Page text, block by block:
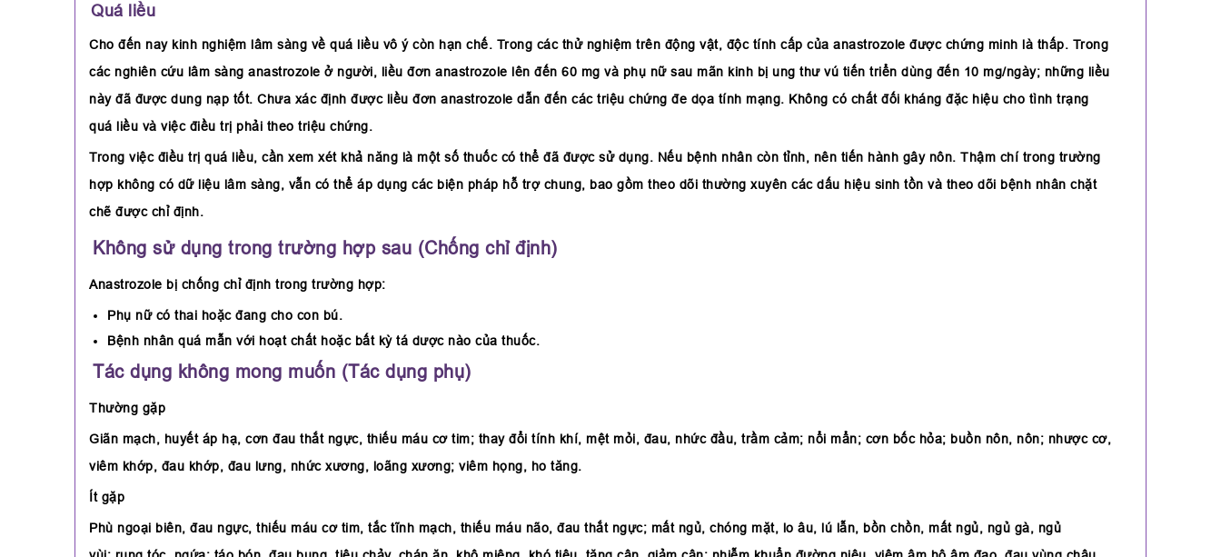
Quá liều
Cho đến nay kinh nghiệm lâm sàng về quá liều vô ý còn hạn chế. Trong các thử nghiệm trên động vật, độc tính cấp của anastrozole được chứng minh là thấp. Trong
các nghiên cứu lâm sàng anastrozole ở người, liều đơn anastrozole lên đến 60 mg và phụ nữ sau mãn kinh bị ung thư vú tiến triển dùng đến 10 mg/ngày; những liều
này đã được dung nạp tốt. Chưa xác định được liều đơn anastrozole dẫn đến các triệu chứng đe dọa tính mạng. Không có chất đối kháng đặc hiệu cho tình trạng
quá liều và việc điều trị phải theo triệu chứng.
Trong việc điều trị quá liều, cần xem xét khả năng là một số thuốc có thể đã được sử dụng. Nếu bệnh nhân còn tỉnh, nên tiến hành gây nôn. Thậm chí trong trường
hợp không có dữ liệu lâm sàng, vẫn có thể áp dụng các biện pháp hỗ trợ chung, bao gồm theo dõi thường xuyên các dấu hiệu sinh tồn và theo dõi bệnh nhân chặt
chẽ được chỉ định.
Không sử dụng trong trường hợp sau (Chống chỉ định)
Anastrozole bị chống chỉ định trong trường hợp:
Phụ nữ có thai hoặc đang cho con bú.
Bệnh nhân quá mẫn với hoạt chất hoặc bất kỳ tá dược nào của thuốc.
Tác dụng không mong muốn (Tác dụng phụ)
Thường gặp
Giãn mạch, huyết áp hạ, cơn đau thắt ngực, thiếu máu cơ tim; thay đổi tính khí, mệt mỏi, đau, nhức đầu, trầm cảm; nổi mẩn; cơn bốc hỏa; buồn nôn, nôn; nhược cơ,
viêm khớp, đau khớp, đau lưng, nhức xương, loãng xương; viêm họng, ho tăng.
Ít gặp
Phù ngoại biên, đau ngực, thiếu máu cơ tim, tắc tĩnh mạch, thiếu máu não, đau thắt ngực; mất ngủ, chóng mặt, lo âu, lú lẫn, bồn chồn, mất ngủ, ngủ gà, ngủ